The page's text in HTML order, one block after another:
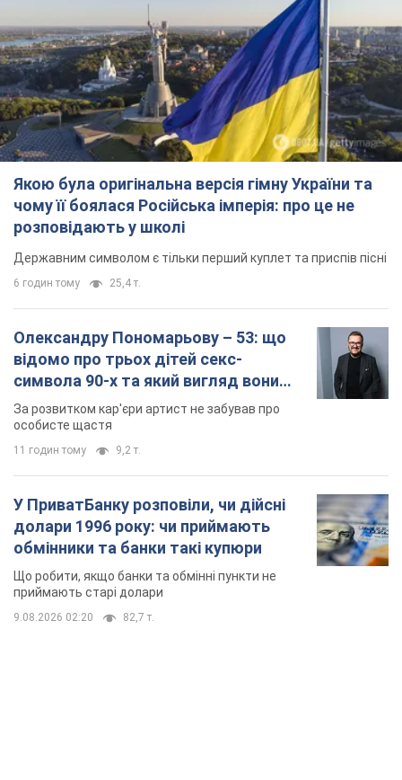
Якою була оригінальна версія гімну України та
чому її боялася Російська імперія: про це не
розповідають у школі
Державним символом є тільки перший куплет та приспів пісні
6 годин тому 25,4 т.
Олександру Пономарьову – 53: що
відомо про трьох дітей секс-
символа 90-х та який вигляд вони
мають
За розвитком кар'єри артист не забував про
особисте щастя
11 годин тому 9,2 т.
У ПриватБанку розповіли, чи дійсні
долари 1996 року: чи приймають
обмінники та банки такі купюри
Що робити, якщо банки та обмінні пункти не
приймають старі долари
9.08.2026 02:20 82,7 т.